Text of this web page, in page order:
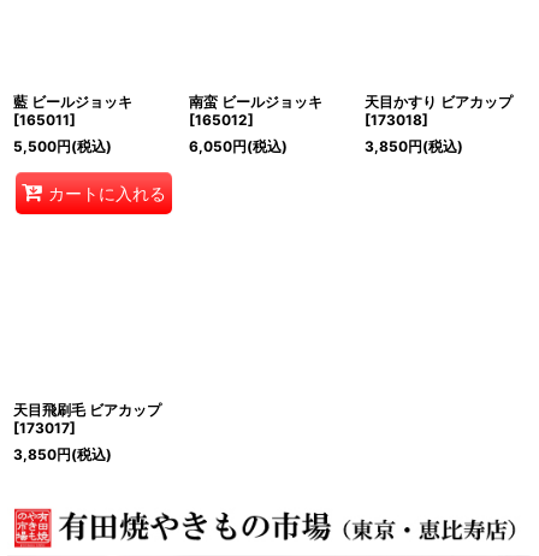
藍 ビールジョッキ
[165011]
5,500円(税込)
カートに入れる
南蛮 ビールジョッキ
[165012]
6,050円(税込)
天目かすり ビアカップ
[173018]
3,850円(税込)
天目飛刷毛 ビアカップ
[173017]
3,850円(税込)